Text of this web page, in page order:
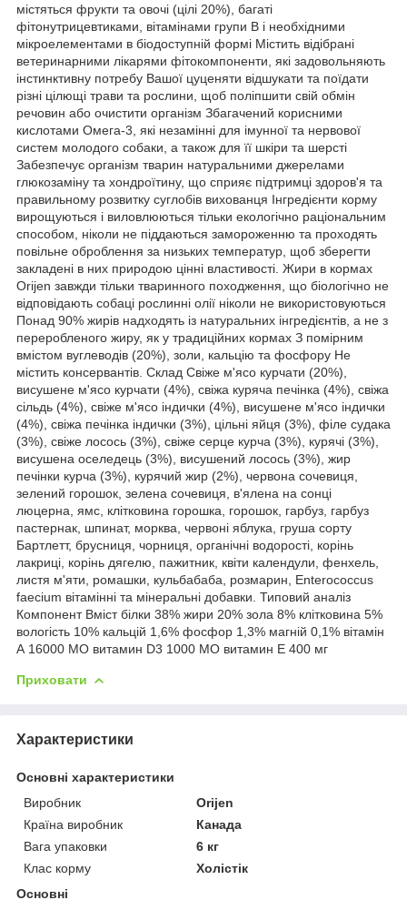
містяться фрукти та овочі (цілі 20%), багаті
фітонутрицевтиками, вітамінами групи B і необхідними
мікроелементами в біодоступній формі Містить відібрані
ветеринарними лікарями фітокомпоненти, які задовольняють
інстинктивну потребу Вашої цуценяти відшукати та поїдати
різні цілющі трави та рослини, щоб поліпшити свій обмін
речовин або очистити організм Збагачений корисними
кислотами Омега-3, які незамінні для імунної та нервової
систем молодого собаки, а також для її шкіри та шерсті
Забезпечує організм тварин натуральними джерелами
глюкозаміну та хондроїтину, що сприяє підтримці здоров'я та
правильному розвитку суглобів вихованця Інгредієнти корму
вирощуються і виловлюються тільки екологічно раціональним
способом, ніколи не піддаються замороженню та проходять
повільне оброблення за низьких температур, щоб зберегти
закладені в них природою цінні властивості. Жири в кормах
Orijen завжди тільки тваринного походження, що біологічно не
відповідають собаці рослинні олії ніколи не використовуються
Понад 90% жирів надходять із натуральних інгредієнтів, а не з
переробленого жиру, як у традиційних кормах З помірним
вмістом вуглеводів (20%), золи, кальцію та фосфору Не
містить консервантів. Склад Свіже м'ясо курчати (20%),
висушене м'ясо курчати (4%), свіжа куряча печінка (4%), свіжа
сільдь (4%), свіже м'ясо індички (4%), висушене м'ясо індички
(4%), свіжа печінка індички (3%), цільні яйця (3%), філе судака
(3%), свіже лосось (3%), свіже серце курча (3%), курячі (3%),
висушена оселедець (3%), висушений лосось (3%), жир
печінки курча (3%), курячий жир (2%), червона сочевиця,
зелений горошок, зелена сочевиця, в'ялена на сонці
люцерна, ямс, клітковина горошка, горошок, гарбуз, гарбуз
пастернак, шпинат, морква, червоні яблука, груша сорту
Бартлетт, брусниця, чорниця, органічні водорості, корінь
лакриці, корінь дягелю, пажитник, квіти календули, фенхель,
листя м'яти, ромашки, кульбабаба, розмарин, Enterococcus
faecium вітамінні та мінеральні добавки. Типовий аналіз
Компонент Вміст білки 38% жири 20% зола 8% клітковина 5%
вологість 10% кальцій 1,6% фосфор 1,3% магній 0,1% вітамін
А 16000 МО витамин D3 1000 МО витамин Е 400 мг
Приховати
Характеристики
Основні характеристики
Виробник
Orijen
Країна виробник
Канада
Вага упаковки
6 кг
Клас корму
Холістік
Основні